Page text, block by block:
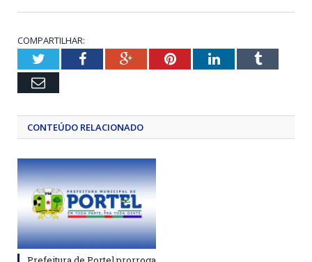
COMPARTILHAR:
TwitterFacebookGoogle+PinterestLinkedInTumblr
Email
CONTEÚDO RELACIONADO